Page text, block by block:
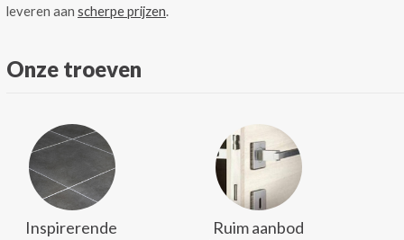
leveren aan scherpe prijzen.
Onze troeven
Inspirerende
Ruim aanbod